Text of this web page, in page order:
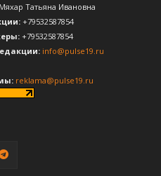
Мяхар Татьяна Ивановна
+79532587854
+79532587854
info@pulse19.ru
reklama@pulse19.ru